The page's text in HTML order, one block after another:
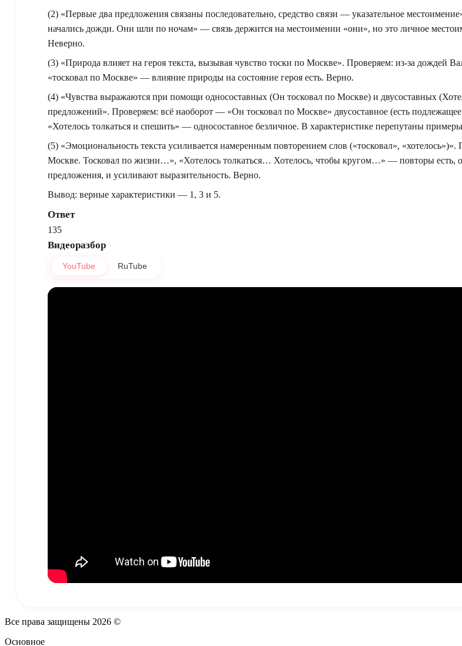
(2) «Первые два предложения связаны последовательно, средство связи — указательное
начались дожди. Они шли по ночам» — связь держится на местоимении «они», но это личное
Неверно.
(3) «Природа влияет на героя текста, вызывая чувство тоски по Москве». Проверяем: из-за дождей
«тосковал по Москве» — влияние природы на состояние героя есть. Верно.
(4) «Чувства выражаются при помощи односоставных (Он тосковал по Москве) и двусоставных
предложений». Проверяем: всё наоборот — «Он тосковал по Москве» двусоставное (есть подлежащее
«Хотелось толкаться и спешить» — односоставное безличное. В характеристике перепутаны
(5) «Эмоциональность текста усиливается намеренным повторением слов («тосковал», «хотелось»)».
Москве. Тосковал по жизни…», «Хотелось толкаться… Хотелось, чтобы кругом…» — повторы есть,
предложения, и усиливают выразительность. Верно.
Вывод: верные характеристики — 1, 3 и 5.
Ответ
135
Видеоразбор
YouTube RuTube
Все права защищены 2026 ©
Основное